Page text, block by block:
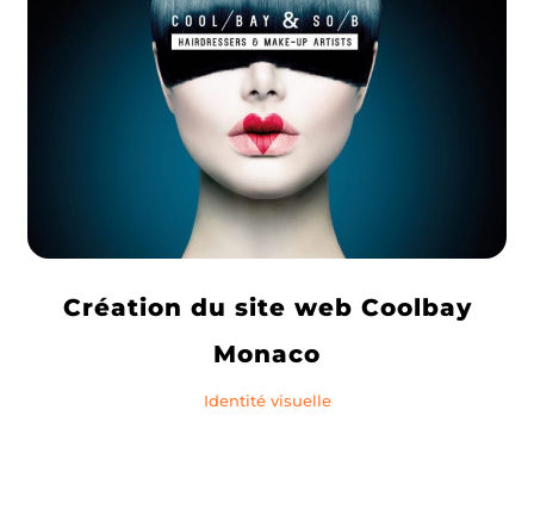
Création du site web Coolbay
Monaco
Identité visuelle